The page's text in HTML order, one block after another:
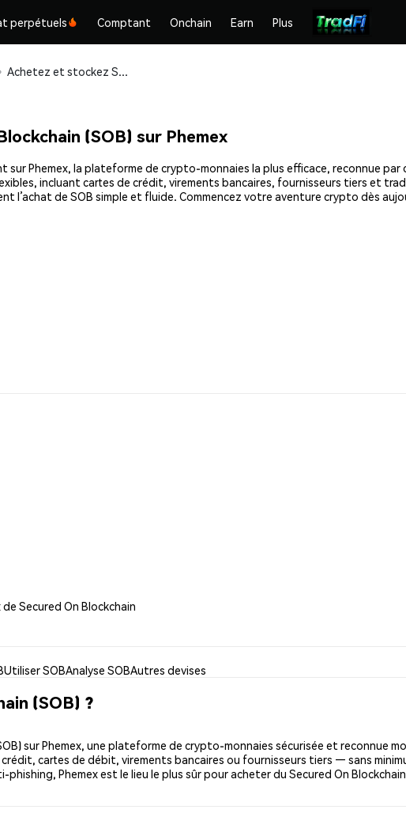
perpétuels Comptant Onchain Earn Plus
Achetez et stockez Secured On Blockchain (SOB) en toute sécurité
(SOB) sur Phemex
sur Phemex, la plateforme de crypto-monnaies la plus efficace, reconnue
incluant cartes de crédit, virements bancaires, fournisseurs tiers et
l’achat de SOB simple et fluide. Commencez votre aventure crypto dès
de Secured On Blockchain
Utiliser SOBAnalyse SOBAutres devises
(SOB) ?
sur Phemex, une plateforme de crypto-monnaies sécurisée et reconnue
cartes de débit, virements bancaires ou fournisseurs tiers — sans
Phemex est le lieu le plus sûr pour acheter du Secured On